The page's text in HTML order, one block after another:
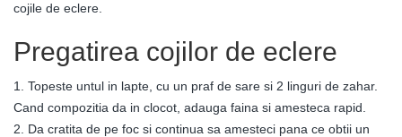
cojile de eclere.
Pregatirea cojilor de eclere
1. Topeste untul in lapte, cu un praf de sare si 2 linguri de zahar.
Cand compozitia da in clocot, adauga faina si amesteca rapid.
2. Da cratita de pe foc si continua sa amesteci pana ce obtii un